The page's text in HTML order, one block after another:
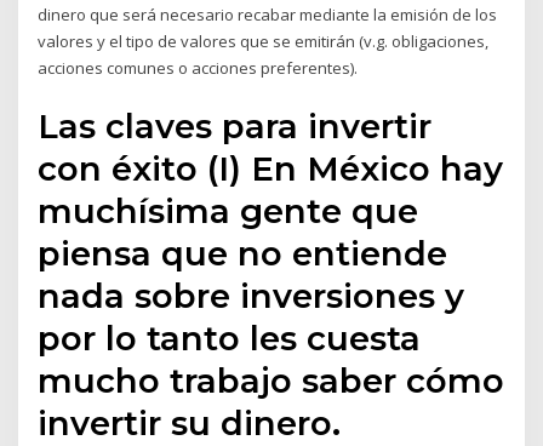
dinero que será necesario recabar mediante la emisión de los
valores y el tipo de valores que se emitirán (v.g. obligaciones,
acciones comunes o acciones preferentes).
Las claves para invertir
con éxito (I) En México hay
muchísima gente que
piensa que no entiende
nada sobre inversiones y
por lo tanto les cuesta
mucho trabajo saber cómo
invertir su dinero.